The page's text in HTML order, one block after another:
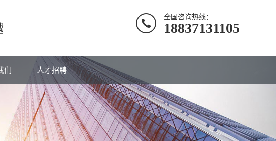
全国咨询热线：
18837131105
们 人才招聘